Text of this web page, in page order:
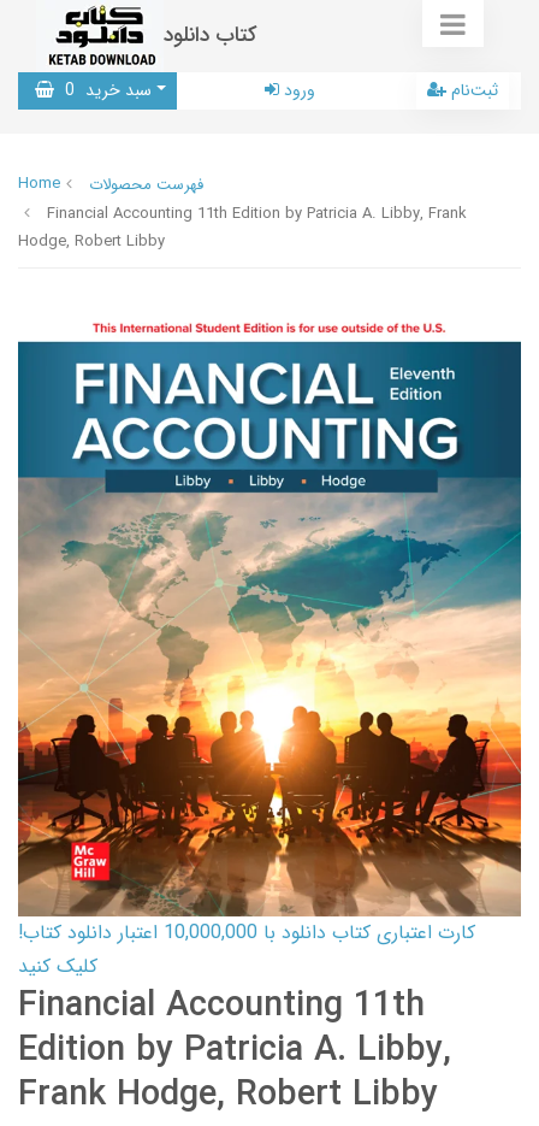
کتاب دانلود
سبد خرید 0 ورود ثبت‌نام
Home
فهرست محصولات
Financial Accounting 11th Edition by Patricia A. Libby, Frank
Hodge, Robert Libby
کارت اعتباری کتاب دانلود با 10,000,000 اعتبار دانلود کتاب!
کلیک کنید
Financial Accounting 11th
Edition by Patricia A. Libby,
Frank Hodge, Robert Libby